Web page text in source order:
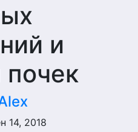
и
почек
14, 2018